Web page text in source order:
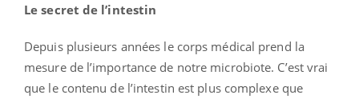
Le secret de l’intestin
Depuis plusieurs années le corps médical prend la
mesure de l’importance de notre microbiote. C’est vrai
que le contenu de l’intestin est plus complexe que